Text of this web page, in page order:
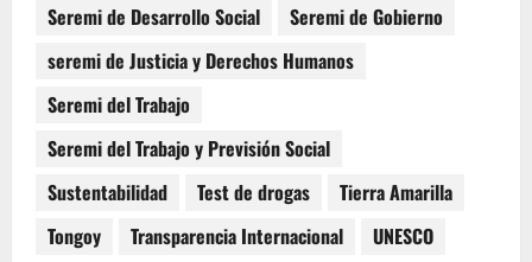
Seremi de Desarrollo Social
Seremi de Gobierno
seremi de Justicia y Derechos Humanos
Seremi del Trabajo
Seremi del Trabajo y Previsión Social
Sustentabilidad
Test de drogas
Tierra Amarilla
Tongoy
Transparencia Internacional UNESCO